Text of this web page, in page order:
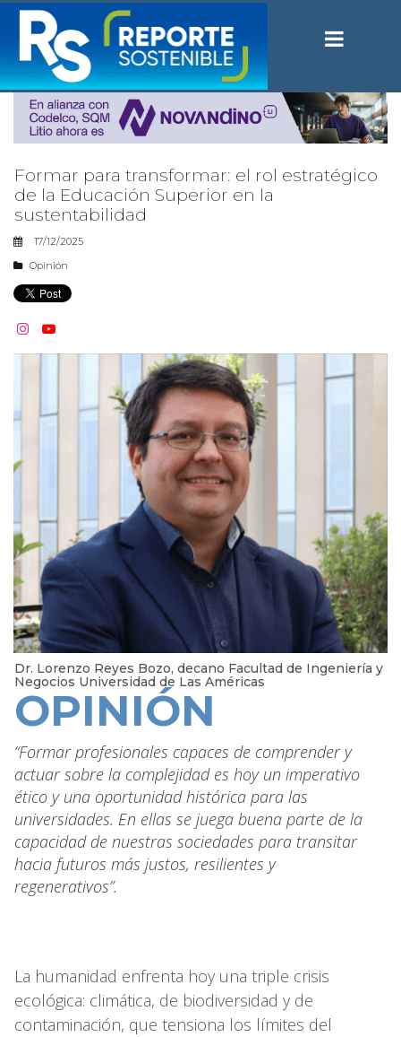
Formar para transformar: el rol estratégico
de la Educación Superior en la
sustentabilidad
17/12/2025
Opinión
 
Dr. Lorenzo Reyes Bozo, decano Facultad de Ingeniería y
Negocios Universidad de Las Américas
OPINIÓN
“Formar profesionales capaces de comprender y
actuar sobre la complejidad es hoy un imperativo
ético y una oportunidad histórica para las
universidades. En ellas se juega buena parte de la
capacidad de nuestras sociedades para transitar
hacia futuros más justos, resilientes y
regenerativos”.
La humanidad enfrenta hoy una triple crisis
ecológica: climática, de biodiversidad y de
contaminación, que tensiona los límites del